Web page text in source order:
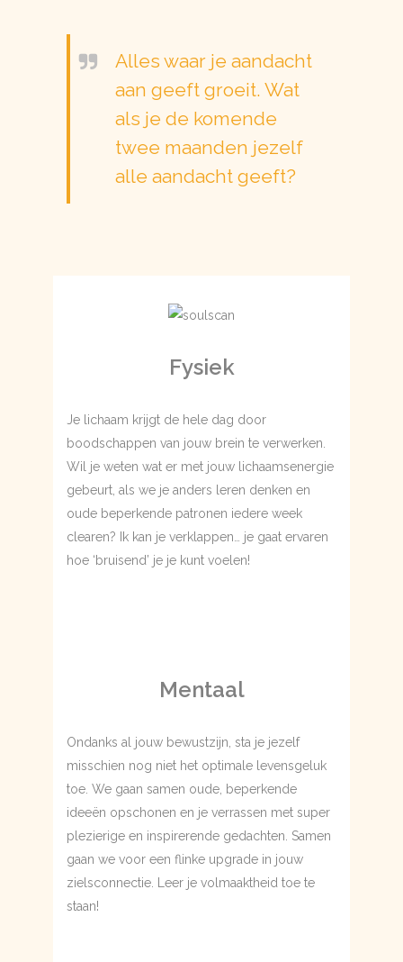
Alles waar je aandacht
aan geeft groeit. Wat
als je de komende
twee maanden jezelf
alle aandacht geeft?
Fysiek
Je lichaam krijgt de hele dag door
boodschappen van jouw brein te verwerken.
Wil je weten wat er met jouw lichaamsenergie
gebeurt, als we je anders leren denken en
oude beperkende patronen iedere week
clearen? Ik kan je verklappen… je gaat ervaren
hoe ‘bruisend’ je je kunt voelen!
Mentaal
Ondanks al jouw bewustzijn, sta je jezelf
misschien nog niet het optimale levensgeluk
toe. We gaan samen oude, beperkende
ideeën opschonen en je verrassen met super
plezierige en inspirerende gedachten. Samen
gaan we voor een flinke upgrade in jouw
zielsconnectie. Leer je volmaaktheid toe te
staan!